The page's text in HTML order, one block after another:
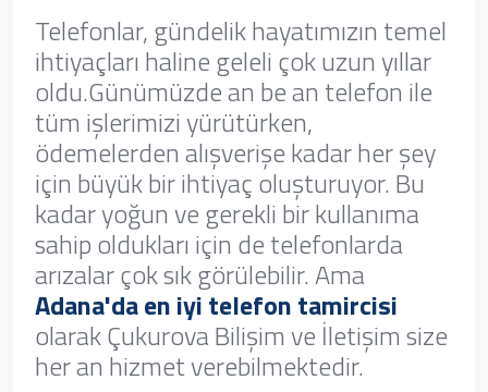
Telefonlar, gündelik hayatımızın temel
ihtiyaçları haline geleli çok uzun yıllar
oldu.Günümüzde an be an telefon ile
tüm işlerimizi yürütürken,
ödemelerden alışverişe kadar her şey
için büyük bir ihtiyaç oluşturuyor. Bu
kadar yoğun ve gerekli bir kullanıma
sahip oldukları için de telefonlarda
arızalar çok sık görülebilir. Ama
Adana'da en iyi telefon tamircisi
olarak Çukurova Bilişim ve İletişim size
her an hizmet verebilmektedir.